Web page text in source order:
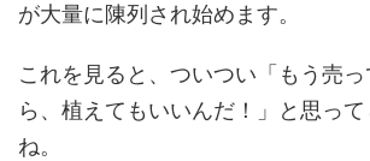
が大量に陳列され始めます。
これを見ると、ついつい「もう売
ら、植えてもいいんだ！」と思って
ね。